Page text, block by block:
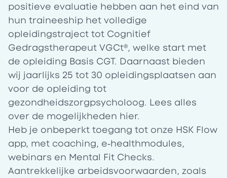
positieve evaluatie hebben aan het eind van
hun traineeship het volledige
opleidingstraject tot Cognitief
Gedragstherapeut VGCt®, welke start met
de opleiding Basis CGT. Daarnaast bieden
wij jaarlijks 25 tot 30 opleidingsplaatsen aan
voor de opleiding tot
gezondheidszorgpsycholoog. Lees alles
over de mogelijkheden hier.
Heb je onbeperkt toegang tot onze HSK Flow
app, met coaching, e‑healthmodules,
webinars en Mental Fit Checks.
Aantrekkelijke arbeidsvoorwaarden, zoals